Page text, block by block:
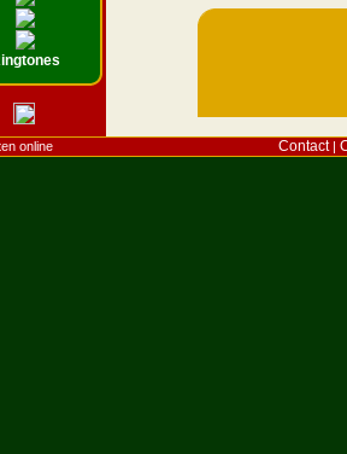
online Contact|